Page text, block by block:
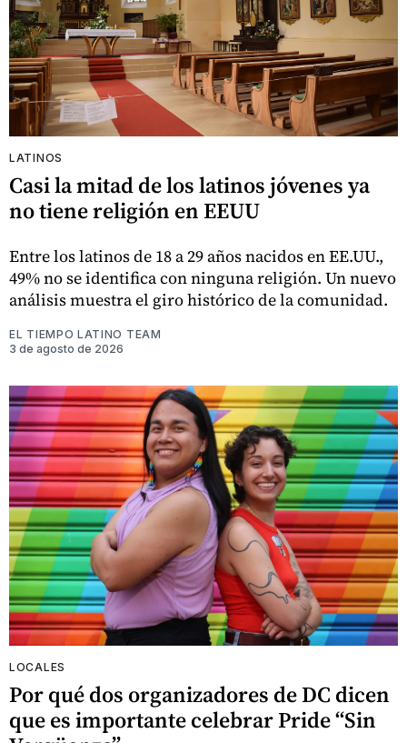
LATINOS
Casi la mitad de los latinos jóvenes ya
no tiene religión en EEUU
Entre los latinos de 18 a 29 años nacidos en EE.UU.,
49% no se identifica con ninguna religión. Un nuevo
análisis muestra el giro histórico de la comunidad.
EL TIEMPO LATINO TEAM
3 de agosto de 2026
LOCALES
Por qué dos organizadores de DC dicen
que es importante celebrar Pride “Sin